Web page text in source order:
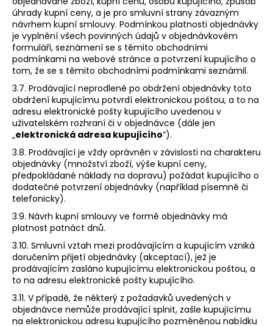
úhrady kupní ceny, a je pro smluvní strany závazným
návrhem kupní smlouvy. Podmínkou platnosti objednávky
je vyplnění všech povinných údajů v objednávkovém
formuláři, seznámení se s těmito obchodními
podmínkami na webové stránce a potvrzení kupujícího o
tom, že se s těmito obchodními podmínkami seznámil.
3.7. Prodávající neprodleně po obdržení objednávky toto
obdržení kupujícímu potvrdí elektronickou poštou, a to na
adresu elektronické pošty kupujícího uvedenou v
uživatelském rozhraní či v objednávce (dále jen
„elektronická adresa kupujícího“).
3.8. Prodávající je vždy oprávněn v závislosti na charakteru
objednávky (množství zboží, výše kupní ceny,
předpokládané náklady na dopravu) požádat kupujícího o
dodatečné potvrzení objednávky (například písemně či
telefonicky).
3.9. Návrh kupní smlouvy ve formě objednávky má
platnost patnáct dnů.
3.10. Smluvní vztah mezi prodávajícím a kupujícím vzniká
doručením přijetí objednávky (akceptací), jež je
prodávajícím zasláno kupujícímu elektronickou poštou, a
to na adresu elektronické pošty kupujícího.
3.11. V případě, že některý z požadavků uvedených v
objednávce nemůže prodávající splnit, zašle kupujícímu
na elektronickou adresu kupujícího pozměněnou nabídku